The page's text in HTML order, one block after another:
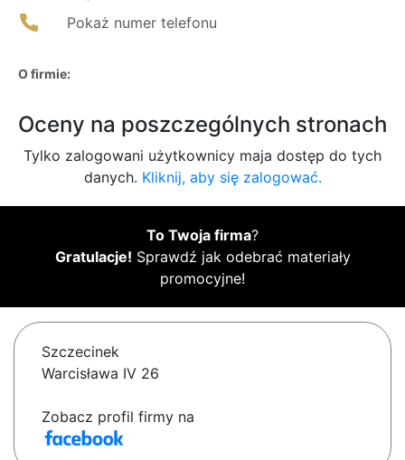
Pokaż numer telefonu
O firmie:
Oceny na poszczególnych stronach
Tylko zalogowani użytkownicy maja dostęp do tych
danych. Kliknij, aby się zalogować.
To Twoja firma?
Gratulacje! Sprawdź jak odebrać materiały
promocyjne!
Szczecinek
Warcisława IV 26
Zobacz profil firmy na